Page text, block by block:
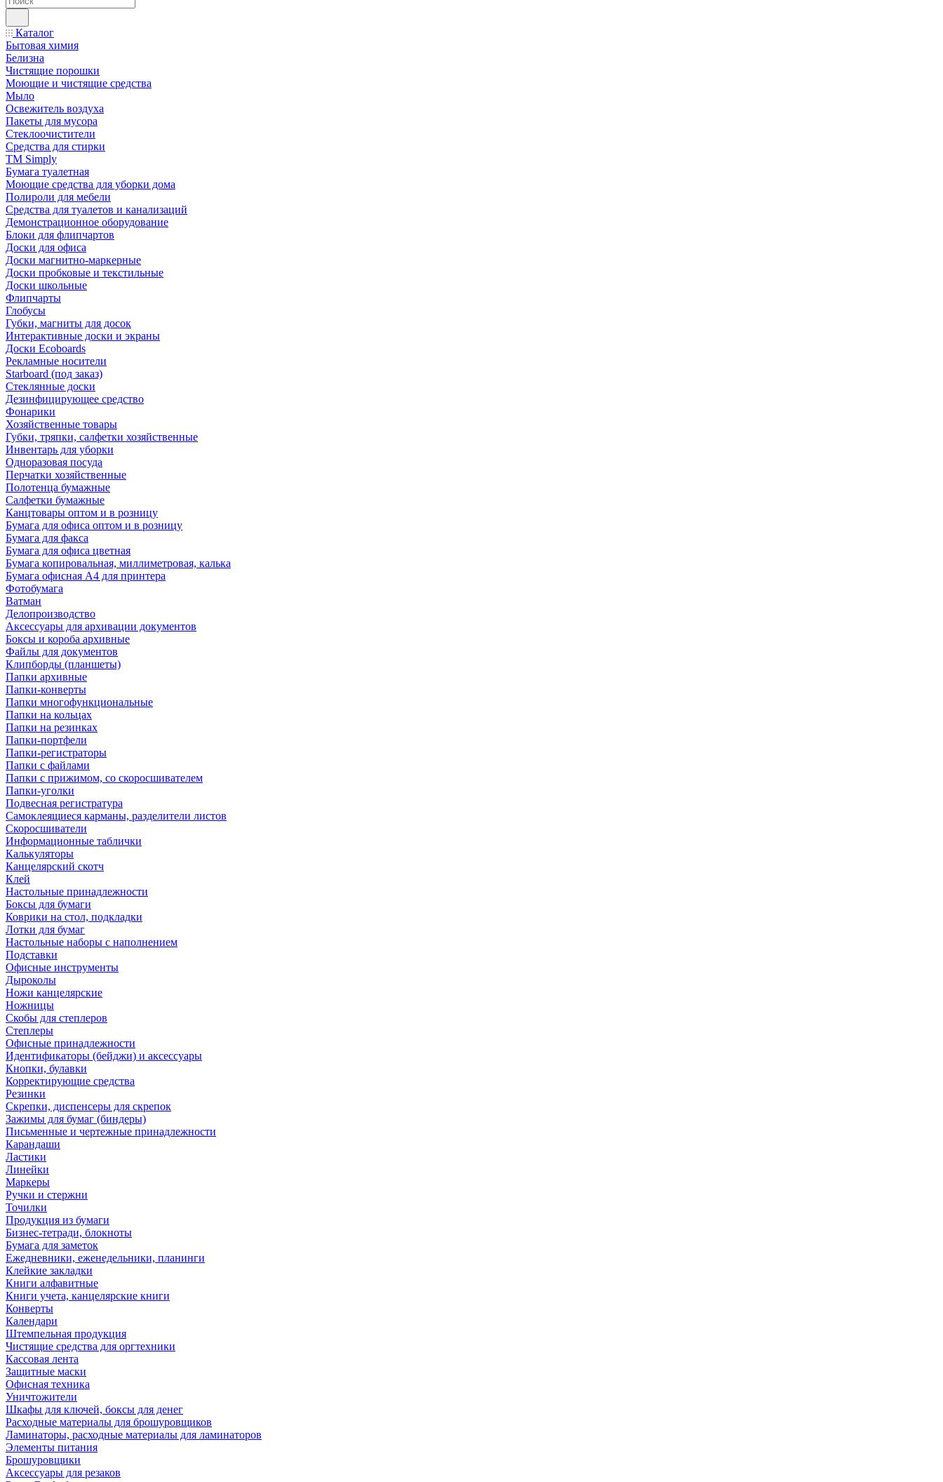
Каталог
Бытовая химия
Белизна
Чистящие порошки
Моющие и чистящие средства
Мыло
Освежитель воздуха
Пакеты для мусора
Стеклоочистители
Средства для стирки
TM Simply
Бумага туалетная
Моющие средства для уборки дома
Полироли для мебели
Средства для туалетов и канализаций
Демонстрационное оборудование
Блоки для флипчартов
Доски для офиса
Доски магнитно-маркерные
Доски пробковые и текстильные
Доски школьные
Флипчарты
Глобусы
Губки, магниты для досок
Интерактивные доски и экраны
Доски Ecoboards
Рекламные носители
Starboard (под заказ)
Стеклянные доски
Дезинфицирующее средство
Фонарики
Хозяйственные товары
Губки, тряпки, салфетки хозяйственные
Инвентарь для уборки
Одноразовая посуда
Перчатки хозяйственные
Полотенца бумажные
Салфетки бумажные
Канцтовары оптом и в розницу
Бумага для офиса оптом и в розницу
Бумага для факса
Бумага для офиса цветная
Бумага копировальная, миллиметровая, калька
Бумага офисная А4 для принтера
Фотобумага
Ватман
Делопроизводство
Аксессуары для архивации документов
Боксы и короба архивные
Файлы для документов
Клипборды (планшеты)
Папки архивные
Папки-конверты
Папки многофункциональные
Папки на кольцах
Папки на резинках
Папки-портфели
Папки-регистраторы
Папки с файлами
Папки с прижимом, со скоросшивателем
Папки-уголки
Подвесная регистратура
Самоклеящиеся карманы, разделители листов
Скоросшиватели
Информационные таблички
Калькуляторы
Канцелярский скотч
Клей
Настольные принадлежности
Боксы для бумаги
Коврики на стол, подкладки
Лотки для бумаг
Настольные наборы с наполнением
Подставки
Офисные инструменты
Дыроколы
Ножи канцелярские
Ножницы
Скобы для степлеров
Степлеры
Офисные принадлежности
Идентификаторы (бейджи) и аксессуары
Кнопки, булавки
Корректирующие средства
Резинки
Скрепки, диспенсеры для скрепок
Зажимы для бумаг (биндеры)
Письменные и чертежные принадлежности
Карандаши
Ластики
Линейки
Маркеры
Ручки и стержни
Точилки
Продукция из бумаги
Бизнес-тетради, блокноты
Бумага для заметок
Ежедневники, еженедельники, планинги
Клейкие закладки
Книги алфавитные
Книги учета, канцелярские книги
Конверты
Календари
Штемпельная продукция
Чистящие средства для оргтехники
Кассовая лента
Защитные маски
Офисная техника
Уничтожители
Шкафы для ключей, боксы для денег
Расходные материалы для брошуровщиков
Ламинаторы, расходные материалы для ламинаторов
Элементы питания
Брошуровщики
Аксессуары для резаков